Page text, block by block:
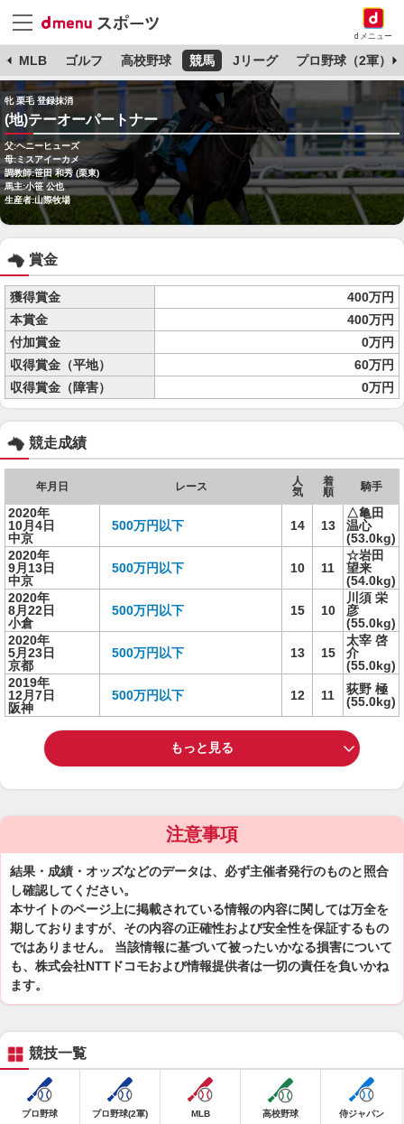
dメニュー
MLB ゴルフ 高校野球 競馬 Jリーグ プロ野球（2軍）
牝 栗毛 登録抹消
(地)テーオーパートナー
父:ヘニーヒューズ
母:ミスアイーカメ
調教師:笹田 和秀 (栗東)
馬主:小笹 公也
生産者:山際牧場
賞金
獲得賞金
400万円
本賞金
400万円
付加賞金
0万円
収得賞金（平地）
60万円
収得賞金（障害）
0万円
競走成績
年月日 レース
人
気
着
順
騎手
2020年
10月4日
中京
500万円以下 14 13
△亀田
温心
(53.0kg)
2020年
9月13日
中京
500万円以下 10 11
☆岩田
望来
(54.0kg)
2020年
8月22日
小倉
500万円以下 15 10
川須 栄
彦
(55.0kg)
2020年
5月23日
京都
500万円以下 13 15
太宰 啓
介
(55.0kg)
2019年
12月7日
阪神
500万円以下 12 11
荻野 極
(55.0kg)
もっと見る
注意事項
結果・成績・オッズなどのデータは、必ず主催者発行のものと照合
し確認してください。
本サイトのページ上に掲載されている情報の内容に関しては万全を
期しておりますが、その内容の正確性および安全性を保証するもの
ではありません。 当該情報に基づいて被ったいかなる損害について
も、株式会社NTTドコモおよび情報提供者は一切の責任を負いかね
ます。
競技一覧
プロ野球 プロ野球(2軍) MLB 高校野球 侍ジャパン